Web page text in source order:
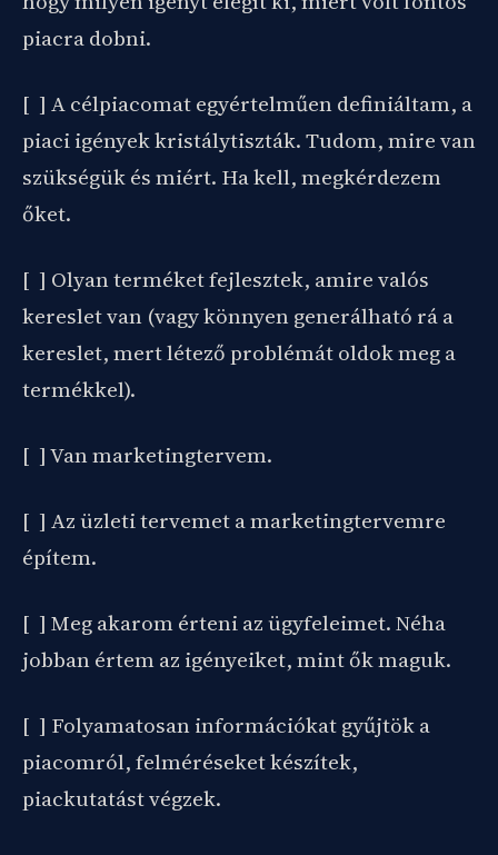
piacra dobni.
[ ] A célpiacomat egyértelműen definiáltam, a
piaci igények kristálytiszták. Tudom, mire van
szükségük és miért. Ha kell, megkérdezem
őket.
[ ] Olyan terméket fejlesztek, amire valós
kereslet van (vagy könnyen generálható rá a
kereslet, mert létező problémát oldok meg a
termékkel).
[ ] Van marketingtervem.
[ ] Az üzleti tervemet a marketingtervemre
építem.
[ ] Meg akarom érteni az ügyfeleimet. Néha
jobban értem az igényeiket, mint ők maguk.
[ ] Folyamatosan információkat gyűjtök a
piacomról, felméréseket készítek,
piackutatást végzek.